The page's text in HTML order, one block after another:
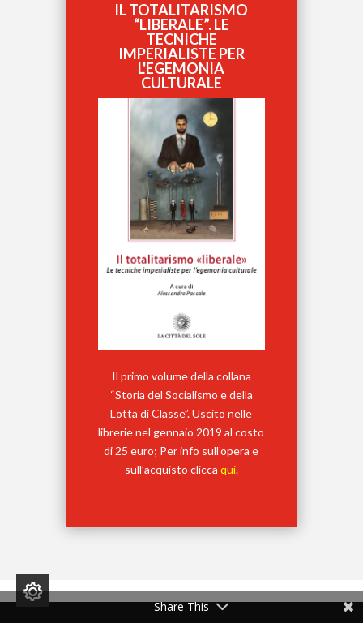
IL TOTALITARISMO
“LIBERALE”. LE
TECNICHE
IMPERIALISTE PER
L'EGEMONIA
CULTURALE
Il primo volume della collana
“Storia del Socialismo e della
Lotta di Classe”. Uscito nelle
librerie nel gennaio 2019 al costo
di 25 euro; Per info sull’opera e
sull’acquisto clicca qui.
Share This